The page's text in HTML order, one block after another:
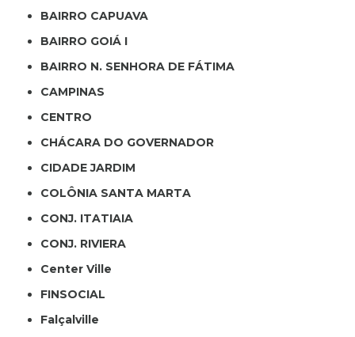
BAIRRO CAPUAVA
BAIRRO GOIÁ I
BAIRRO N. SENHORA DE FÁTIMA
CAMPINAS
CENTRO
CHÁCARA DO GOVERNADOR
CIDADE JARDIM
COLÔNIA SANTA MARTA
CONJ. ITATIAIA
CONJ. RIVIERA
Center Ville
FINSOCIAL
Falçalville